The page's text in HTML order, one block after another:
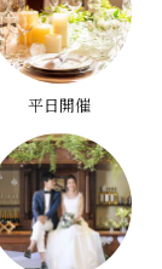
平日開催